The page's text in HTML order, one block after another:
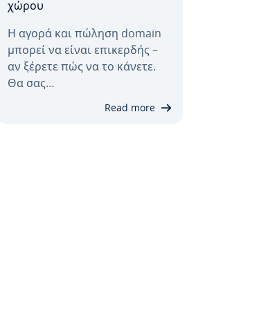
χώρου
Η αγορά και πώληση domain
μπορεί να είναι επικερδής –
αν ξέρετε πώς να το κάνετε.
Θα σας…
Read more